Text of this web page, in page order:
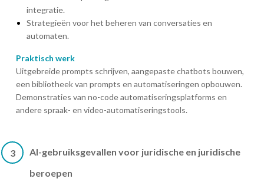
integratie.
Strategieën voor het beheren van conversaties en
automaten.
Praktisch werk
Uitgebreide prompts schrijven, aangepaste chatbots bouwen,
een bibliotheek van prompts en automatiseringen opbouwen.
Demonstraties van no-code automatiseringsplatforms en
andere spraak- en video-automatiseringstools.
3
AI-gebruiksgevallen voor juridische en juridische
beroepen